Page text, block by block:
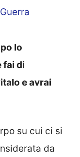
lo
fai di
e avrai
su cui ci si
da